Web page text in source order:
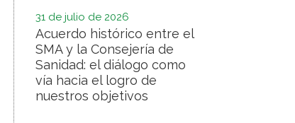
31 de julio de 2026
Acuerdo histórico entre el
SMA y la Consejería de
Sanidad: el diálogo como
vía hacia el logro de
nuestros objetivos